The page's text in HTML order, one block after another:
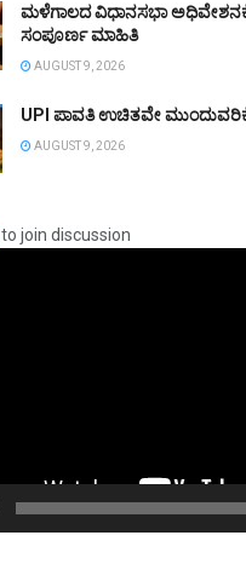
ಮಳೆಗಾಲದ ವಿಧಾನಸಭಾ
ಸಂಪೂರ್ಣ ಮಾಹಿತಿ
AUGUST 9, 2026
UPI ಪಾವತಿ ಉಚಿತವೇ ಮುಂದುವರಿಕೆ:
AUGUST 9, 2026
to join discussion